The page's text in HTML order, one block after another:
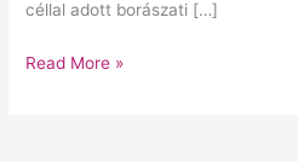
céllal adott borászati […]
Read More »